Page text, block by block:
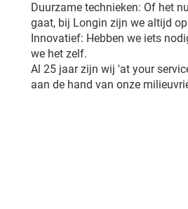
Duurzame technieken: Of het
gaat, bij Longin zijn we altijd
Innovatief: Hebben we iets
we het zelf.
Al 25 jaar zijn wij 'at your
aan de hand van onze